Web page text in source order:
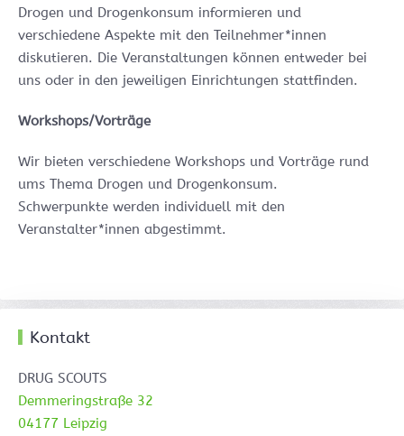
Drogen und Drogenkonsum informieren und
verschiedene Aspekte mit den Teilnehmer*innen
diskutieren. Die Veranstaltungen können entweder bei
uns oder in den jeweiligen Einrichtungen stattfinden.
Workshops/Vorträge
Wir bieten verschiedene Workshops und Vorträge rund
ums Thema Drogen und Drogenkonsum.
Schwerpunkte werden individuell mit den
Veranstalter*innen abgestimmt.
Kontakt
DRUG SCOUTS
Demmeringstraße 32
04177 Leipzig